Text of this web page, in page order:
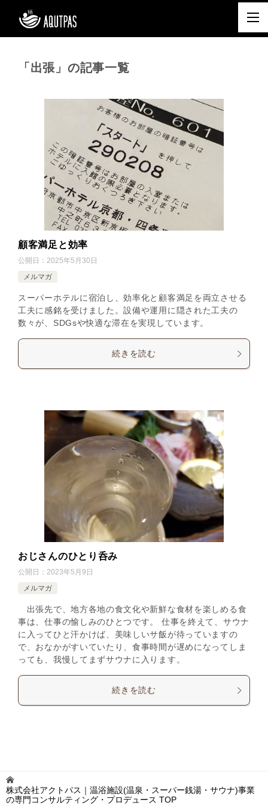
「出張」の記事一覧
顧客満足と効率
公開日： 2025年5月30日
メルマガ
スーパーホテルに宿泊し、効率化と顧客満足を両立させる
工夫に感銘を受けました。設備や運用に隠された工夫の
数々が、SDGsや快適な滞在を実現しています。
続きを読む
おじさんのひとり呑み
公開日： 2023年5月9日
メルマガ
出張先で、地方各地の食文化や新鮮な食材を楽しめる食
事は、仕事の愉しみのひとつです。 仕事を終えて、サウナ
に入ってひと汗かけば、美味しいサ飯が待っていますの
で、おなかがすいていたり、食事時間が遅めになってしま
っても、我慢してまずサウナに入ります。
続きを読む
株式会社アクトパス｜温浴施設(温泉・スーパー銭湯・サウナ)事業
の専門コンサルティング・プロデュース TOP